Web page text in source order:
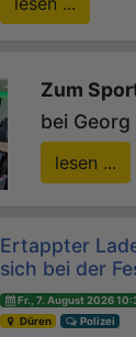
Zum
bei Georg
lesen ...
Ertappter
sich bei der
Fr., 7. August 2026
Düren
Polizei